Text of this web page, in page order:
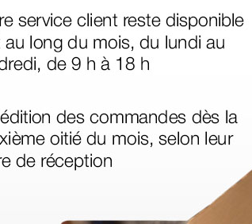
semiautomático Rescue
Sam - con batería de
larga duración
1.072,50 €1.430,00 €
(Precio sin IVA)